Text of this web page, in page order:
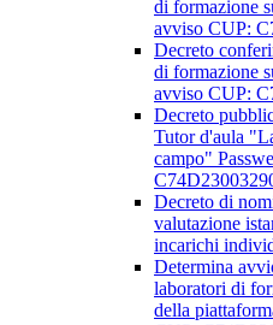
di formazione
avviso CUP:
Decreto
di formazione
avviso CUP:
Decreto
Tutor d'aula
campo"
Decreto di
valutazione
incarichi
Determina
laboratori di
della